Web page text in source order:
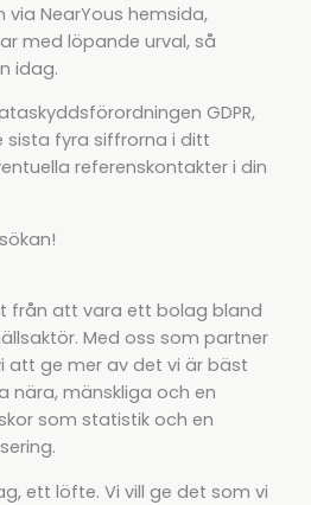
via NearYous hemsida,
med löpande urval, så
idag.
GDPR,
sista fyra siffrorna i ditt
referenskontakter i din
från att vara ett bolag bland
Med oss som partner
att ge mer av det vi är bäst
nära, mänskliga och en
som statistik och en
ett löfte. Vi vill ge det som vi